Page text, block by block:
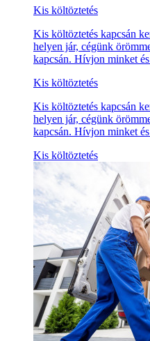
Kis költöztetés
Kis költöztetés kapcsán
helyen jár, cégünk
kapcsán. Hívjon minket
Kis költöztetés
Kis költöztetés kapcsán
helyen jár, cégünk
kapcsán. Hívjon minket
Kis költöztetés